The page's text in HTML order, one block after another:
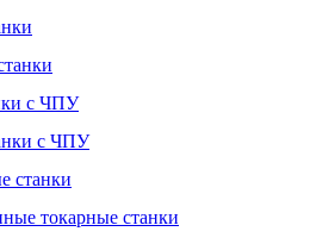
с ЧПУ
с ЧПУ
станки
токарные станки